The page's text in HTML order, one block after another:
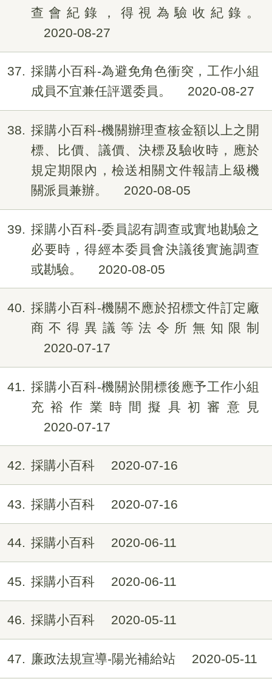
查會紀錄，得視為驗收紀錄。
2020-08-27
37
採購小百科-為避免角色衝突，工作小組
成員不宜兼任評選委員。
2020-08-27
38
採購小百科-機關辦理查核金額以上之開
標、比價、議價、決標及驗收時，應於
規定期限內，檢送相關文件報請上級機
關派員兼辦。
2020-08-05
39
採購小百科-委員認有調查或實地勘驗之
必要時，得經本委員會決議後實施調查
或勘驗。
2020-08-05
40
採購小百科-機關不應於招標文件訂定廠
商不得異議等法令所無知限制
2020-07-17
41
採購小百科-機關於開標後應予工作小組
充裕作業時間擬具初審意見
2020-07-17
42 採購小百科 2020-07-16
43 採購小百科 2020-07-16
44 採購小百科 2020-06-11
45 採購小百科 2020-06-11
46 採購小百科 2020-05-11
47 廉政法規宣導-陽光補給站 2020-05-11